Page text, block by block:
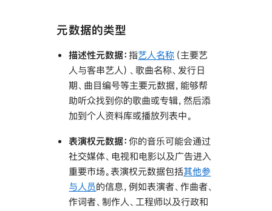
元数据的类型
描述性元数据：指艺人名称 （主要艺
人与客串艺人）、歌曲名称、发行日
期、曲目编号等主要元数据，能够帮
助听众找到你的歌曲或专辑，然后添
加到个人资料库或播放列表中。
表演权元数据：你的音乐可能会通过
社交媒体、电视和电影以及广告进入
重要市场。表演权元数据包括其他参
与人员的信息，例如表演者、作曲者、
作词者、制作人、工程师以及行政和